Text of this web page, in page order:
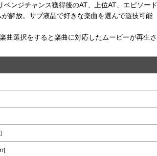
ンジチャンス獲得後のAT、上位AT、エピソード
解放。サブ液晶で好きな楽曲を選んで遊技可能
曲選択をすると楽曲に対応したムービーが再生さ